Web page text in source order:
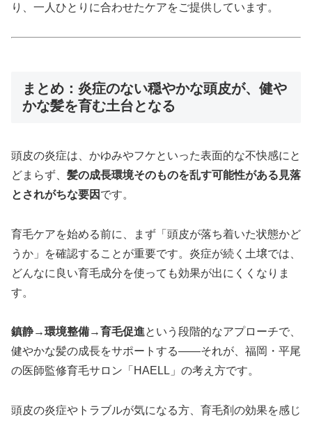
り、一人ひとりに合わせたケアをご提供しています。
まとめ：炎症のない穏やかな頭皮が、健や
かな髪を育む土台となる
頭皮の炎症は、かゆみやフケといった表面的な不快感にと
どまらず、 髪の成長環境そのものを乱す可能性がある見落
とされがちな要因 です。
育毛ケアを始める前に、まず「頭皮が落ち着いた状態かど
うか」を確認することが重要です。炎症が続く土壌では、
どんなに良い育毛成分を使っても効果が出にくくなりま
す。
鎮静→環境整備→育毛促進という段階的なアプローチで、
健やかな髪の成長をサポートする——それが、福岡・平尾
の医師監修育毛サロン「HAELL」の考え方です。
頭皮の炎症やトラブルが気になる方、育毛剤の効果を感じ